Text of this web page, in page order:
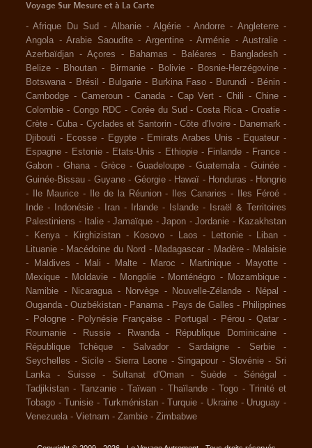
Voyage Sur Mesure et à La Carte
-Afrique Du Sud - Albanie -Algérie -Andorre - Angleterre -
Angola -Arabie Saoudite -Argentine -Arménie -Australie -
Azerbaïdjan - Açores - Bahamas - Baléares - Bangladesh -
Belize - Bhoutan - Birmanie - Bolivie - Bosnie-Herzégovine -
Botswana - Brésil - Bulgarie - Burkina Faso - Burundi - Bénin -
Cambodge - Cameroun - Canada - Cap Vert - Chili -Chine -
Colombie - Congo RDC - Corée du Sud -Costa Rica -Croatie -
Crète - Cuba - Cyclades et Santorin -Côte d'Ivoire - Danemark -
Djibouti - Ecosse - Egypte - Emirats Arabes Unis - Equateur -
Espagne - Estonie - Etats-Unis - Ethiopie - Finlande - France -
Gabon - Ghana - Grèce - Guadeloupe - Guatemala - Guinée -
Guinée-Bissau - Guyane - Géorgie - Hawaï - Honduras - Hongrie
-
Ile Maurice - Ile de la Réunion - Iles Canaries - Iles Féroé -
Inde - Indonésie - Iran - Irlande - Islande -
Israël & Territoires
Palestiniens - Italie - Jamaïque - Japon - Jordanie - Kazakhstan
-
Kenya - Kirghizistan - Kosovo - Laos - Lettonie - Liban -
Lituanie - Macédoine du Nord - Madagascar - Madère - Malaisie
-
Maldives - Mali - Malte - Maroc - Martinique - Mayotte -
Mexique - Moldavie - Mongolie - Monténégro - Mozambique -
Namibie - Nicaragua - Norvège - Nouvelle-Zélande - Népal
-
Ouganda -Ouzbékistan - Panama - Pays de Galles - Philippines
-
Pologne - Polynésie Française - Portugal - Pérou -Qatar -
Roumanie
- Russie - Rwanda - République Dominicaine
-
République Tchèque
- Salvador - Sardaigne - Serbie
-
Seychelles - Sicile - Sierra Leone - Singapour - Slovénie - Sri
Lanka
- Suisse - Sultanat d'Oman - Suède - Sénégal
-
Tadjikistan - Tanzanie - Taïwan - Thaïlande - Togo -
Trinité et
Tobago - Tunisie - Turkménistan - Turquie - Ukraine - Uruguay -
Venezuela - Vietnam - Zambie - Zimbabwe